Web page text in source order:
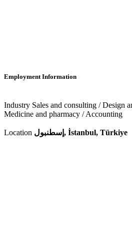
Employment Information
Industry Sales and consulting / Design
Medicine and pharmacy / Accounting
Location إسطنبول, İstanbul, Türkiye